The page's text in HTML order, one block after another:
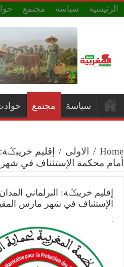
الرئيسية سياسة مجتمع
سياسة مجتمع
Home
/ الاولى /
إقليم
أمام محكمة الإستئناف في
إقليم خريبݣة: البرلماني
الإستئناف في شهر مارس
.